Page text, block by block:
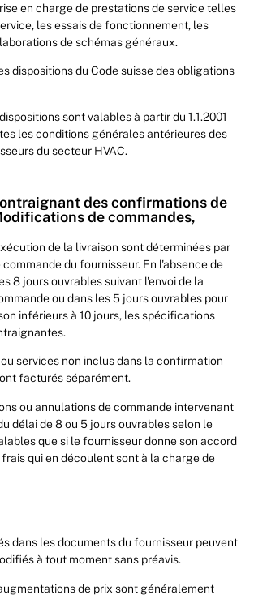
en charge de prestations de service telles
les essais de fonctionnement, les
de schémas généraux.
dispositions du Code suisse des obligations
sont valables à partir du 1.1.2001
les conditions générales antérieures des
du secteur HVAC.
des confirmations de
de commandes,
de la livraison sont déterminées par
du fournisseur. En l'absence de
8 jours ouvrables suivant l'envoi de la
ou dans les 5 jours ouvrables pour
inférieurs à 10 jours, les spécifications
services non inclus dans la confirmation
facturés séparément.
ou annulations de commande intervenant
délai de 8 ou 5 jours ouvrables selon le
que si le fournisseur donne son accord
qui en découlent sont à la charge de
dans les documents du fournisseur peuvent
à tout moment sans préavis.
de prix sont généralement